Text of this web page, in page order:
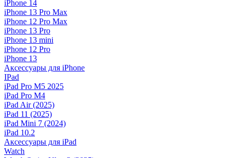
iPhone 14
iPhone 13 Pro Max
iPhone 12 Pro Max
iPhone 13 Pro
iPhone 13 mini
iPhone 12 Pro
iPhone 13
Аксессуары для iPhone
IPad
iPad Pro M5 2025
iPad Pro M4
iPad Air (2025)
iPad 11 (2025)
iPad Mini 7 (2024)
iPad 10.2
Аксессуары для iPad
Watch